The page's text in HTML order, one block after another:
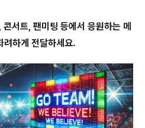
서트, 팬미팅 등에서 응원하는 메
려하게 전달하세요.